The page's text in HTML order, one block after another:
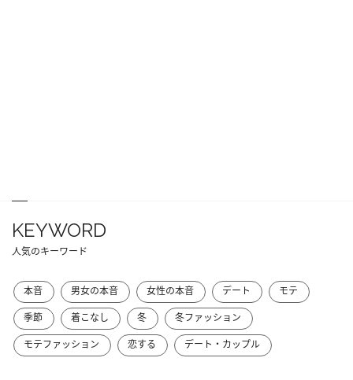
KEYWORD
人気のキーワード
本音 男女の本音 女性の本音 デート
モテ
季節
着こなし 冬
冬ファッション
モテファッション
恋する デート・カップル